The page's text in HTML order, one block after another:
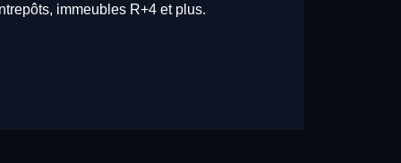
immeubles R+4 et plus.